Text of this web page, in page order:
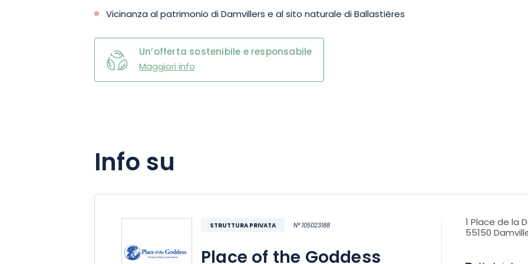
Vicinanza al patrimonio di Damvillers e al sito naturale di Ballastières
Un’offerta sostenibile e responsabile
Maggiori info
Info su
STRUTTURA PRIVATA N° 105023188 1 Place de la
55150